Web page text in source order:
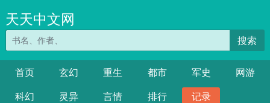
天天中文网
搜索
首页 玄幻 重生 都市 军史
网游
科幻
灵异 言情 排行 记录